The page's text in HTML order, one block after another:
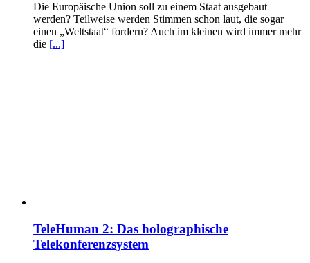
Die Europäische Union soll zu einem Staat ausgebaut
werden? Teilweise werden Stimmen schon laut, die sogar
einen „Weltstaat“ fordern? Auch im kleinen wird immer mehr
die [...]
TeleHuman 2: Das holographische
Telekonferenzsystem